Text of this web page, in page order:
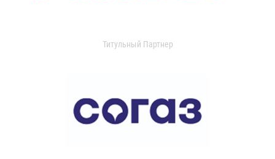
Титульный Партнер